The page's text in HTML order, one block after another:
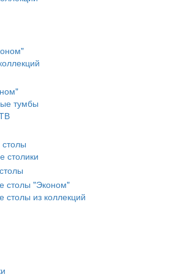
тумбы
столики
столы "Эконом"
столы из коллекций